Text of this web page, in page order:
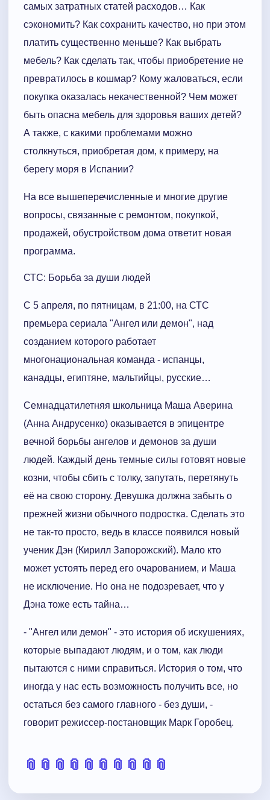
самых затратных статей расходов… Как
сэкономить? Как сохранить качество, но при этом
платить существенно меньше? Как выбрать
мебель? Как сделать так, чтобы приобретение не
превратилось в кошмар? Кому жаловаться, если
покупка оказалась некачественной? Чем может
быть опасна мебель для здоровья ваших детей?
А также, с какими проблемами можно
столкнуться, приобретая дом, к примеру, на
берегу моря в Испании?
На все вышеперечисленные и многие другие
вопросы, связанные с ремонтом, покупкой,
продажей, обустройством дома ответит новая
программа.
СТС: Борьба за души людей
С 5 апреля, по пятницам, в 21:00, на СТС
премьера сериала "Ангел или демон", над
созданием которого работает
многонациональная команда - испанцы,
канадцы, египтяне, мальтийцы, русские…
Семнадцатилетняя школьница Маша Аверина
(Анна Андрусенко) оказывается в эпицентре
вечной борьбы ангелов и демонов за души
людей. Каждый день темные силы готовят новые
козни, чтобы сбить с толку, запутать, перетянуть
её на свою сторону. Девушка должна забыть о
прежней жизни обычного подростка. Сделать это
не так-то просто, ведь в классе появился новый
ученик Дэн (Кирилл Запорожский). Мало кто
может устоять перед его очарованием, и Маша
не исключение. Но она не подозревает, что у
Дэна тоже есть тайна…
- "Ангел или демон" - это история об искушениях,
которые выпадают людям, и о том, как люди
пытаются с ними справиться. История о том, что
иногда у нас есть возможность получить все, но
остаться без самого главного - без души, -
говорит режиссер-постановщик Марк Горобец.
📎 📎 📎 📎 📎 📎 📎 📎 📎 📎